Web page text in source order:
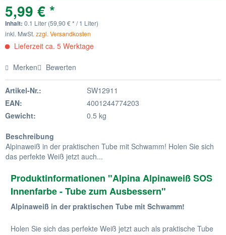
5,99 € *
Inhalt: 0.1 Liter (59,90 € * / 1 Liter)
inkl. MwSt. zzgl. Versandkosten
Lieferzeit ca. 5 Werktage
Merken Bewerten
Artikel-Nr.:
SW12911
EAN:
4001244774203
Gewicht:
0.5 kg
Beschreibung
Alpinaweiß in der praktischen Tube mit Schwamm! Holen Sie sich
das perfekte Weiß jetzt auch...
Produktinformationen "Alpina Alpinaweiß SOS
Innenfarbe - Tube zum Ausbessern"
Alpinaweiß in der praktischen Tube mit Schwamm!
Holen Sie sich das perfekte Weiß jetzt auch als praktische Tube